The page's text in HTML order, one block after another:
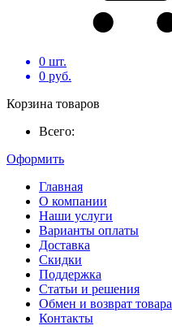
0 шт.
0 руб.
Корзина товаров
Всего:
Оформить
Главная
О компании
Наши услуги
Варианты оплаты
Доставка
Скидки
Поддержка
Статьи и решения
Обмен и возврат товара
Контакты